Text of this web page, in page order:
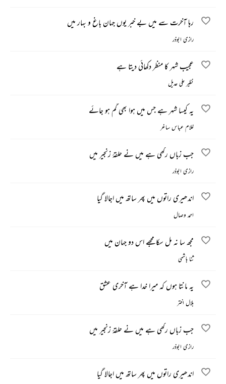
رہا آخرت سے میں بے خبر یوں جہان باغ و بہار میں
رازی ابوذر
عجیب شہر کا منظر دکھائی دیتا ہے
نظیر علی عدیل
یہ کیسا شہر ہے جس میں ہوا بھی گم ہو جائے
غلام عباس ساغر
جب زباں رکھی ہے میں نے حلقۂ زنجیر میں
رازی ابوذر
اندھیری راتوں میں پھر ساتھ میں اجالا گیا
احمد وصال
مجھ سا نہ مل سکا مجھے اس دو جہان میں
ثنا ہاشمی
یہ مانتا ہوں کہ میرا خدا ہے آخری عشق
بلال اختر
جب زباں رکھی ہے میں نے حلقۂ زنجیر میں
رازی ابوذر
اندھیری راتوں میں پھر ساتھ میں اجالا گیا